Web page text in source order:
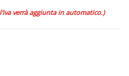
verrà aggiunta in automatico.)